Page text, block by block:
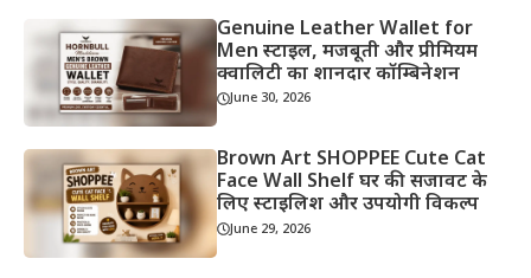
Genuine Leather Wallet for
Men स्टाइल, मजबूती और प्रीमियम
क्वालिटी का शानदार कॉम्बिनेशन
June 30, 2026
Brown Art SHOPPEE Cute Cat
Face Wall Shelf घर की सजावट के
लिए स्टाइलिश और उपयोगी विकल्प
June 29, 2026